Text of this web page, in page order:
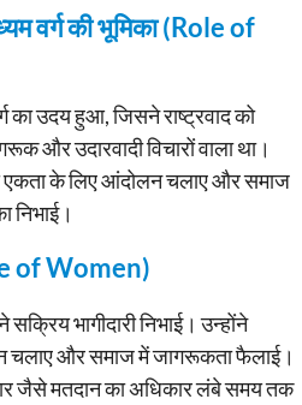
वर्ग की भूमिका (Role of
का उदय हुआ, जिसने राष्ट्रवाद को
और उदारवादी विचारों वाला था।
एकता के लिए आंदोलन चलाए और समाज
निभाई।
of Women)
भागीदारी निभाई। उन्होंने
चलाए और समाज में जागरूकता फैलाई।
जैसे मतदान का अधिकार लंबे समय तक